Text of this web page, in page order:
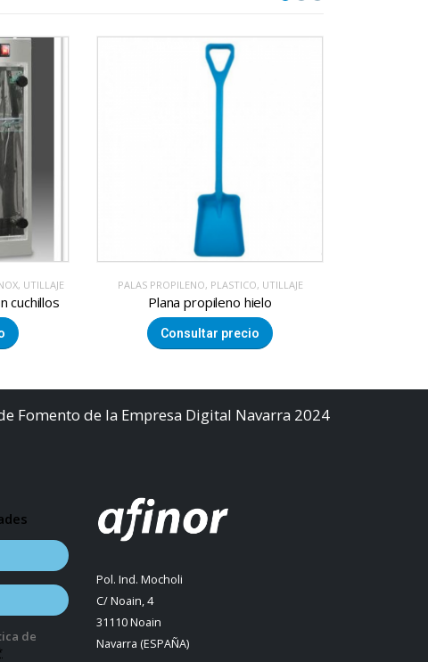
,UTILLAJE AFILADORES MANUALES,INOX, UTILLAJE
Consultar precio
Fomento de la Empresa Digital Navarra 2024
de
Pol. Ind. Mocholi
C/ Noain, 4
31110 Noain
Navarra (ESPAÑA)